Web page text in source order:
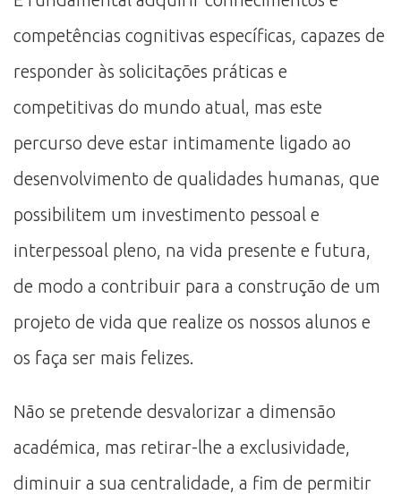
competências cognitivas específicas, capazes de
responder às solicitações práticas e
competitivas do mundo atual, mas este
percurso deve estar intimamente ligado ao
desenvolvimento de qualidades humanas, que
possibilitem um investimento pessoal e
interpessoal pleno, na vida presente e futura,
de modo a contribuir para a construção de um
projeto de vida que realize os nossos alunos e
os faça ser mais felizes.
Não se pretende desvalorizar a dimensão
académica, mas retirar-lhe a exclusividade,
diminuir a sua centralidade, a fim de permitir